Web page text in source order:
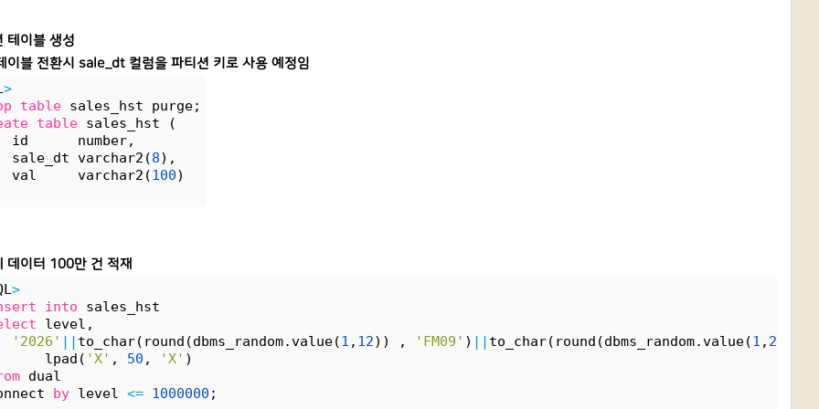
테이블 생성
이블 전환시 sale_dt 컬럼을 파티션 키로 사용 예정임
>
table sales_hst purge;
table sales_hst (
number,
varchar2(8),
varchar2(100)
데이터 100만 건 적재
>
into sales_hst
level,
'2026' | | to_char(round(dbms_random.value(1 , 12)) , 'FM09' ) | | to_char(round(dbms_random.value(1 , 28
'X' , 50 , 'X' )
dual
by level <= 1000000 ;